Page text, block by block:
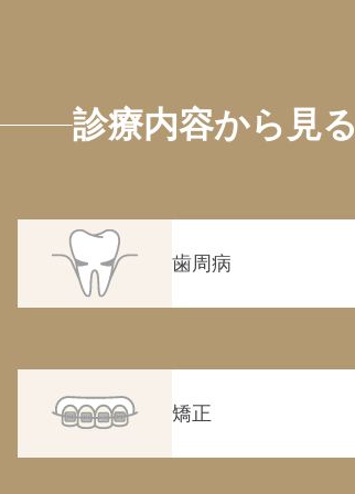
診療内容から見る
歯周病
矯正